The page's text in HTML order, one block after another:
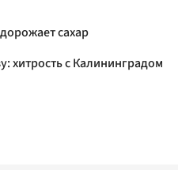
сахар
хитрость с Калининградом